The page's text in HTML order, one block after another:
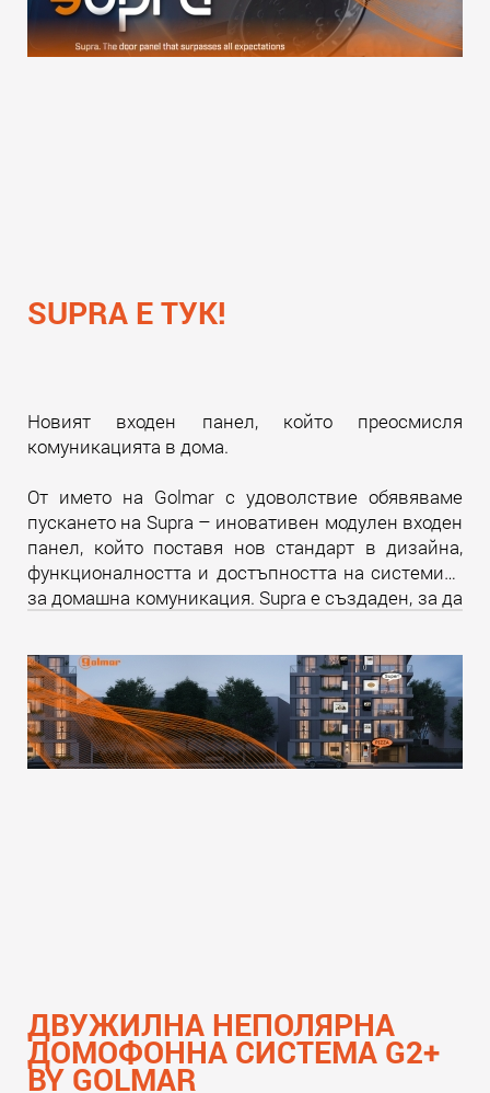
SUPRA Е ТУК!
Новият входен панел, който преосмисля
комуникацията в дома.
От името на Golmar с удоволствие обявяваме
пускането на Supra – иновативен модулен входен
панел, който поставя нов стандарт в дизайна,
функционалността и достъпността на системите
за домашна комуникация. Supra е създаден, за да
потребители, така и за професионалистите в
бранша.Прочети още
ДВУЖИЛНА НЕПОЛЯРНА
ДОМОФОННА СИСТЕМА G2+
BY GOLMAR